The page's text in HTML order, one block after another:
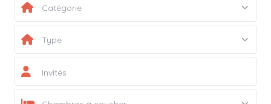
Catégorie
Type
Invités